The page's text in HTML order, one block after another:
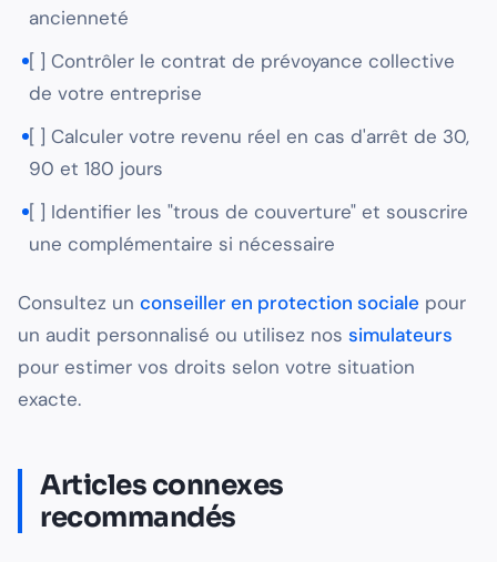
ancienneté
[ ] Contrôler le contrat de prévoyance collective
de votre entreprise
[ ] Calculer votre revenu réel en cas d'arrêt de 30,
90 et 180 jours
[ ] Identifier les "trous de couverture" et souscrire
une complémentaire si nécessaire
Consultez un conseiller en protection sociale pour
un audit personnalisé ou utilisez nos simulateurs
pour estimer vos droits selon votre situation
exacte.
Articles connexes
recommandés